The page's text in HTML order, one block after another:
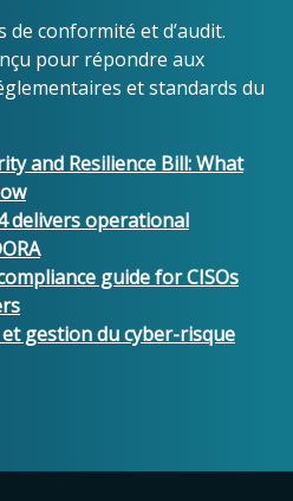
de conformité et d’audit.
pour répondre aux
et standards du
and Resilience Bill: What
delivers operational
guide for CISOs
gestion du cyber-risque